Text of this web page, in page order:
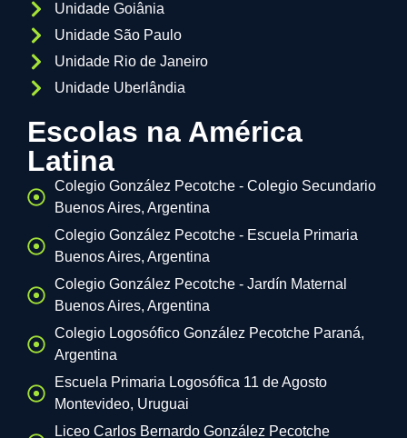
Unidade Goiânia
Unidade São Paulo
Unidade Rio de Janeiro
Unidade Uberlândia
Escolas na América
Latina
Colegio González Pecotche - Colegio Secundario
Buenos Aires, Argentina
Colegio González Pecotche - Escuela Primaria
Buenos Aires, Argentina
Colegio González Pecotche - Jardín Maternal
Buenos Aires, Argentina
Colegio Logosófico González Pecotche Paraná,
Argentina
Escuela Primaria Logosófica 11 de Agosto
Montevideo, Uruguai
Liceo Carlos Bernardo González Pecotche